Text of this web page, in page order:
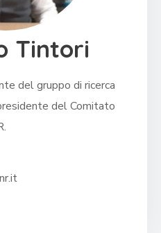
Tintori
del gruppo di ricerca
del Comitato